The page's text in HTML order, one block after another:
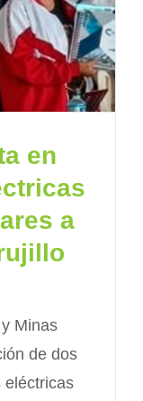
en
a
Minas
de dos
eléctricas